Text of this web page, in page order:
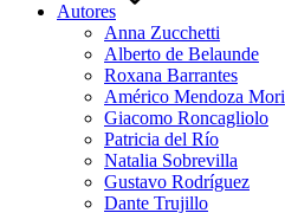
Autores
Anna Zucchetti
Alberto de Belaunde
Roxana Barrantes
Américo Mendoza Mori
Giacomo Roncagliolo
Patricia del Río
Natalia Sobrevilla
Gustavo Rodríguez
Dante Trujillo